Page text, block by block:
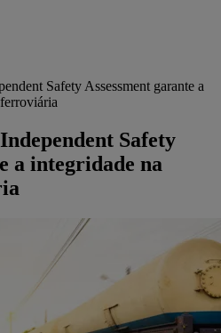
Safety Assessment garante a
Safety
a integridade na